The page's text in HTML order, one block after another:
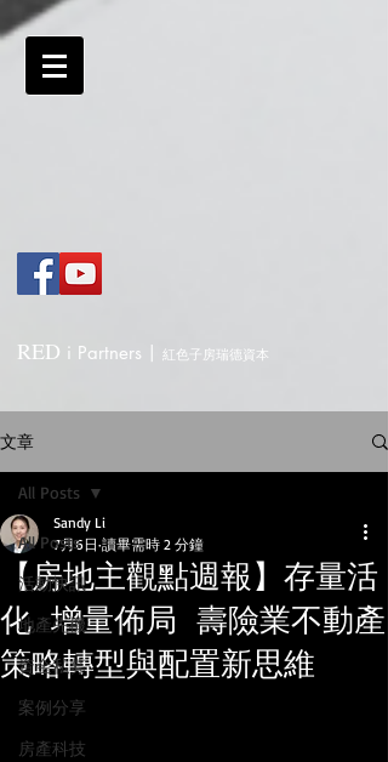
RED i Partners | 紅色子房瑞德資本
文章
All Posts
活動快訊
地產先機
資金私募
案例分享
房產科技
All Posts
【房地主觀點週報】存量活
化 增量佈局 壽險業不動產
策略轉型與配置新思維
Sandy Li
7月6日 讀畢需時 2 分鐘